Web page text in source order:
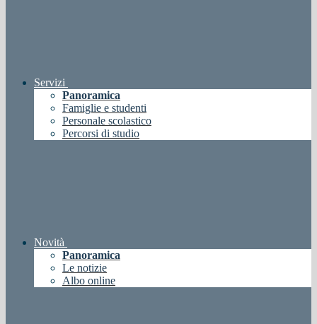
Servizi
Panoramica
Famiglie e studenti
Personale scolastico
Percorsi di studio
Novità
Panoramica
Le notizie
Albo online